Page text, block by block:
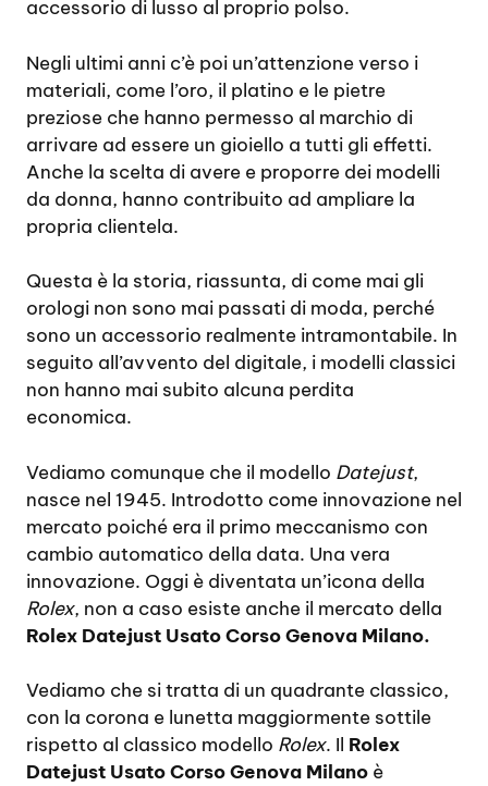
accessorio di lusso al proprio polso.
Negli ultimi anni c’è poi un’attenzione verso i
materiali, come l’oro, il platino e le pietre
preziose che hanno permesso al marchio di
arrivare ad essere un gioiello a tutti gli effetti.
Anche la scelta di avere e proporre dei modelli
da donna, hanno contribuito ad ampliare la
propria clientela.
Questa è la storia, riassunta, di come mai gli
orologi non sono mai passati di moda, perché
sono un accessorio realmente intramontabile. In
seguito all’avvento del digitale, i modelli classici
non hanno mai subito alcuna perdita
economica.
Vediamo comunque che il modello Datejust,
nasce nel 1945. Introdotto come innovazione nel
mercato poiché era il primo meccanismo con
cambio automatico della data. Una vera
innovazione. Oggi è diventata un’icona della
Rolex, non a caso esiste anche il mercato della
Rolex Datejust Usato Corso Genova Milano.
Vediamo che si tratta di un quadrante classico,
con la corona e lunetta maggiormente sottile
rispetto al classico modello Rolex. Il Rolex
Datejust Usato Corso Genova Milano è